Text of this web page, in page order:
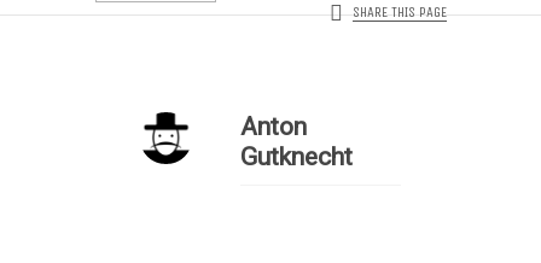
SHARE THIS PAGE
Anton
Gutknecht